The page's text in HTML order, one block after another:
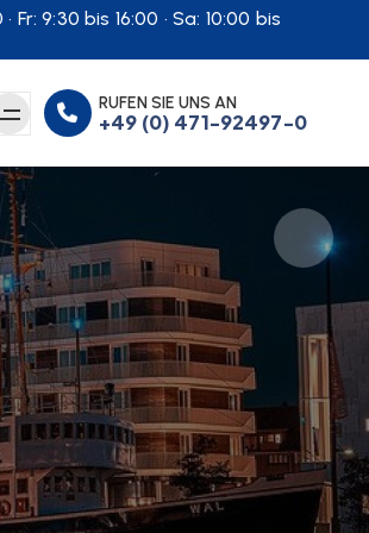
Fr: 9:30 bis 16:00 · Sa: 10:00 bis
RUFEN SIE UNS AN
+49 (0) 471-92497-0